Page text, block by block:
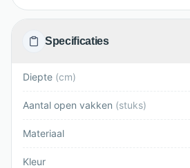
Specificaties
Diepte (cm)
Aantal open vakken (stuks)
Materiaal
Kleur